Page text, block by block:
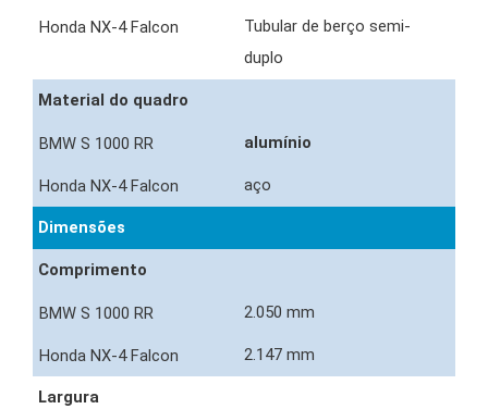
Tubular de berço semi-
duplo
Material do quadro
alumínio
aço
Dimensões
Comprimento
2.050 mm
2.147 mm
Largura